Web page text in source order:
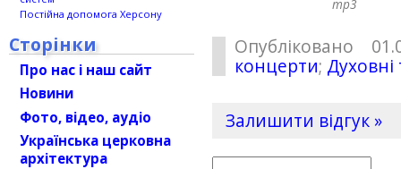
mp3
Опубліковано
концерти;
Залишити відгук »
Постійна допомога Херсону
Сторінки
Про нас і наш сайт
Новини
Фото, відео, аудіо
Українська церковна
архітектура